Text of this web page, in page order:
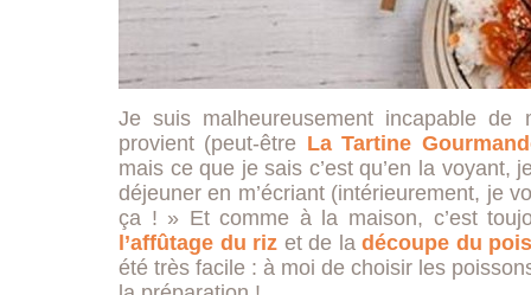
Je suis malheureusement incapable
provient (peut-être La Tartine
mais ce que je sais c’est qu’en la voyant,
déjeuner en m’écriant (intérieurement, je
ça ! » Et comme à la maison, c’est
l’affûtage du riz et de ladécoupe du
été très facile : à moi de choisir les